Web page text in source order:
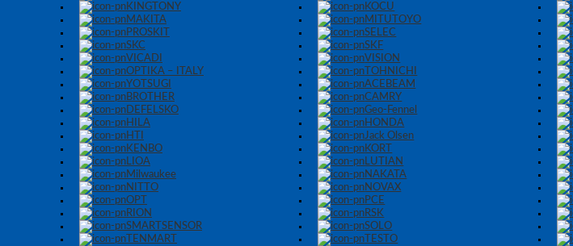
KINGTONY
KOCU
MAKITA
MITUTOYO
PROSKIT
SELEC
SKC
SKF
VICADI
VISION
OPTIKA – ITALY
TOHNICHI
YOTSUGI
ACEBEAM
BROTHER
CAMRY
DEFELSKO
Geo-Fennel
HILA
HONDA
HTI
Jack Olsen
KENBO
KORT
LIOA
LUTIAN
Milwaukee
NAKATA
NITTO
NOVAX
OPT
PCE
RION
RSK
SMARTSENSOR
SOLO
TENMART
TESTO